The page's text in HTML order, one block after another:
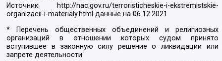
Источник:
http://nac.gov.ru/terroristicheskie-i-ekstremistskie-
organizacii-i-materialy.html данные на06.12.2021
* Перечень общественных объединений и религиозных
организаций в отношении которых судом принято
вступившее в законную силу решение о ликвидации или
запрете деятельности: